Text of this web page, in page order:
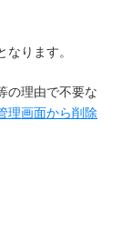
ります。
の理由で不要な
理画面から削除